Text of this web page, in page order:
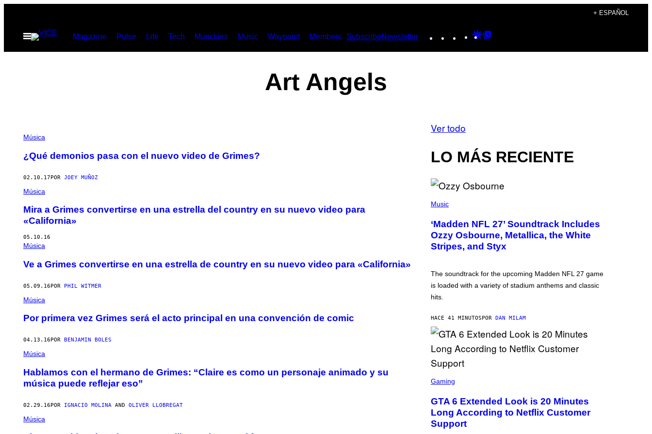
contenido
+ ESPAÑOL
Abrir
Menú
Magazine Pulse Life Tech Munchies Music Waypoint Members SubscribeNewsletter Instagram
TikTokYouTube
Google
Art Angels
Música
¿Qué demonios pasa con el nuevo video de Grimes?
02.10.17POR JOEY MUÑOZ
Música
Mira a Grimes convertirse en una estrella del country en su nuevo video para
«California»
05.10.16
Música
Ve a Grimes convertirse en una estrella de country en su nuevo video para «California»
05.09.16POR PHIL WITMER
Música
Por primera vez Grimes será el acto principal en una convención de comic
04.13.16 POR BENJAMIN BOLES
Música
Hablamos con el hermano de Grimes: “Claire es como un personaje animado y su
música puede reflejar eso”
02.29.16POR IGNACIO MOLINA AND OLIVER LLOBREGAT
Música
Ver todo
LO MÁS RECIENTE
H
O
B
Y
N
L
A
A
G
E
T
M
G
E
Music
‘Madden NFL 27’ Soundtrack Includes
Ozzy Osbourne, Metallica, the White
Stripes, and Styx
The soundtrack for the upcoming Madden NFL 27 game
is loaded with a variety of stadium anthems and classic
hits.
HACE 41 MINUTOS POR DAN MILAM
C
E
N
S
H
Gaming
GTA 6 Extended Look is 20 Minutes
Long According to Netflix Customer
Support